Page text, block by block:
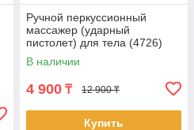
Ручной перкуссионный
массажер (ударный
пистолет) для тела (4726)
В наличии
4 900 ₸ 12 900 ₸
Купить